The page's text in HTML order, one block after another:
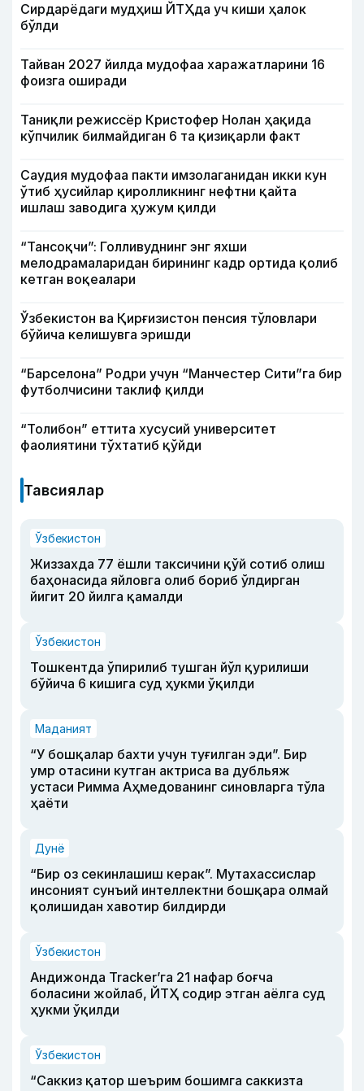
Сирдарёдаги мудҳиш ЙТҲда уч киши ҳалок
бўлди
Тайван 2027 йилда мудофаа харажатларини 16
фоизга оширади
Таниқли режиссёр Кристофер Нолан ҳақида
кўпчилик билмайдиган 6 та қизиқарли факт
Саудия мудофаа пакти имзолаганидан икки кун
ўтиб ҳусийлар қиролликнинг нефтни қайта
ишлаш заводига ҳужум қилди
“Тансоқчи”: Голливуднинг энг яхши
мелодрамаларидан бирининг кадр ортида қолиб
кетган воқеалари
Ўзбекистон ва Қирғизистон пенсия тўловлари
бўйича келишувга эришди
“Барселона” Родри учун “Манчестер Сити”га бир
футболчисини таклиф қилди
“Толибон” еттита хусусий университет
фаолиятини тўхтатиб қўйди
Тавсиялар
Ўзбекистон
Жиззахда 77 ёшли таксичини қўй сотиб олиш
баҳонасида яйловга олиб бориб ўлдирган
йигит 20 йилга қамалди
Ўзбекистон
Тошкентда ўпирилиб тушган йўл қурилиши
бўйича 6 кишига суд ҳукми ўқилди
Маданият
“У бошқалар бахти учун туғилган эди”. Бир
умр отасини кутган актриса ва дубльяж
устаси Римма Аҳмедованинг синовларга тўла
ҳаёти
Дунё
“Бир оз секинлашиш керак”. Мутахассислар
инсоният сунъий интеллектни бошқара олмай
қолишидан хавотир билдирди
Ўзбекистон
Андижонда Tracker’га 21 нафар боғча
боласини жойлаб, ЙТҲ содир этган аёлга суд
ҳукми ўқилди
Ўзбекистон
“Саккиз қатор шеърим бошимга саккизта